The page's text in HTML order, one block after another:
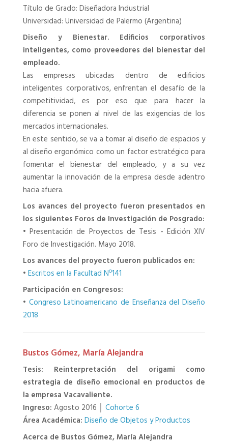
Título de Grado: Diseñadora Industrial
Universidad: Universidad de Palermo (Argentina)
Diseño y Bienestar. Edificios corporativos
inteligentes, como proveedores del bienestar del
empleado.
Las empresas ubicadas dentro de edificios
inteligentes corporativos, enfrentan el desafío de la
competitividad, es por eso que para hacer la
diferencia se ponen al nivel de las exigencias de los
mercados internacionales.
En este sentido, se va a tomar al diseño de espacios y
al diseño ergonómico como un factor estratégico para
fomentar el bienestar del empleado, y a su vez
aumentar la innovación de la empresa desde adentro
hacia afuera.
Los avances del proyecto fueron presentados en
los siguientes Foros de Investigación de Posgrado:
• Presentación de Proyectos de Tesis - Edición XIV
Foro de Investigación. Mayo 2018.
Los avances del proyecto fueron publicados en:
• Escritos en la Facultad Nº141
Participación en Congresos:
• Congreso Latinoamericano de Enseñanza del Diseño
2018
Bustos Gómez, María Alejandra
Tesis: Reinterpretación del origami como
estrategia de diseño emocional en productos de
la empresa Vacavaliente.
Ingreso: Agosto 2016 │ Cohorte 6
Área Académica: Diseño de Objetos y Productos
Acerca de Bustos Gómez, María Alejandra